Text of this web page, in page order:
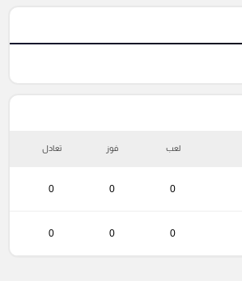
لعب فوز تعادل
0
0
0
0
0
0